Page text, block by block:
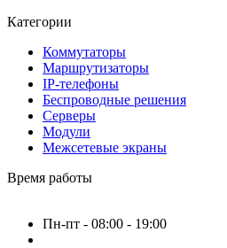
Категории
Коммутаторы
Маршрутизаторы
IP-телефоны
Беспроводные решения
Серверы
Модули
Межсетевые экраны
Время работы
Пн-пт - 08:00 - 19:00